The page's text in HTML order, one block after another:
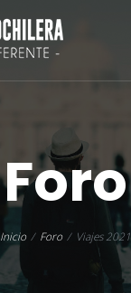
Foro
Inicio Foro Viajes 2021